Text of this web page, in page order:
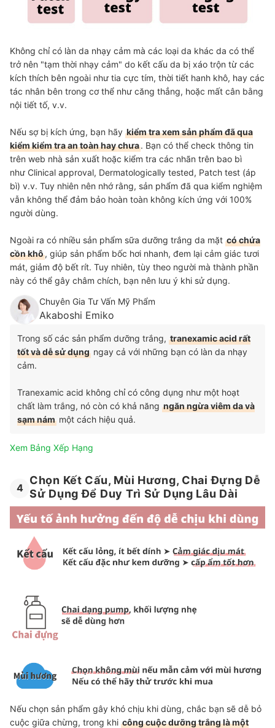
Không chỉ có làn da nhạy cảm mà các loại da khác da có thể
trở nên "tạm thời nhạy cảm" do kết cấu da bị xáo trộn từ các
kích thích bên ngoài như tia cực tím, thời tiết hanh khô, hay các
tác nhân bên trong cơ thể như căng thẳng, hoặc mất cân bằng
nội tiết tố, v.v.
Nếu sợ bị kích ứng, bạn hãy kiểm tra xem sản phẩm đã qua
kiểm kiểm tra an toàn hay chưa. Bạn có thể check thông tin
trên web nhà sản xuất hoặc kiểm tra các nhãn trên bao bì
như Clinical approval, Dermatologically tested, Patch test (áp
bì) v.v. Tuy nhiên nên nhớ rằng, sản phẩm đã qua kiểm nghiệm
vẫn không thể đảm bảo hoàn toàn không kích ứng với 100%
người dùng.
Ngoài ra có nhiều sản phẩm sữa dưỡng trắng da mặt có chứa
cồn khô, giúp sản phẩm bốc hơi nhanh, đem lại cảm giác tươi
mát, giảm độ bết rít. Tuy nhiên, tùy theo người mà thành phần
này có thể gây châm chích, bạn nên lưu ý khi sử dụng.
Chuyên Gia Tư Vấn Mỹ Phẩm
Akaboshi Emiko
Trong số các sản phẩm dưỡng trắng, tranexamic acid rất
tốt và dễ sử dụng ngay cả với những bạn có làn da nhạy
cảm.
Tranexamic acid không chỉ có công dụng như một hoạt
chất làm trắng, nó còn có khả năng ngăn ngừa viêm da và
sạm nám một cách hiệu quả.
Xem Bảng Xếp Hạng
4
Chọn Kết Cấu, Mùi Hương, Chai Đựng Dễ
Sử Dụng Để Duy Trì Sử Dụng Lâu Dài
Nếu chọn sản phẩm gây khó chịu khi dùng, chắc bạn sẽ dễ bỏ
cuộc giữa chừng, trong khi công cuộc dưỡng trắng là một